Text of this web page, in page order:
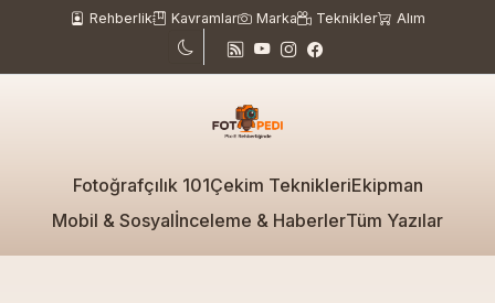
Rehberlik Kavramlar Marka Teknikler Alım
Fotoğrafçılık 101Çekim TeknikleriEkipman
Mobil & Sosyalİnceleme & HaberlerTüm Yazılar